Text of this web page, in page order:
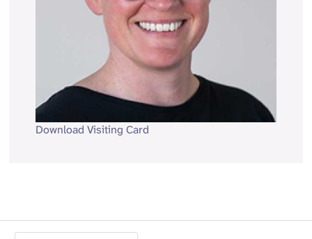
Download Visiting Card